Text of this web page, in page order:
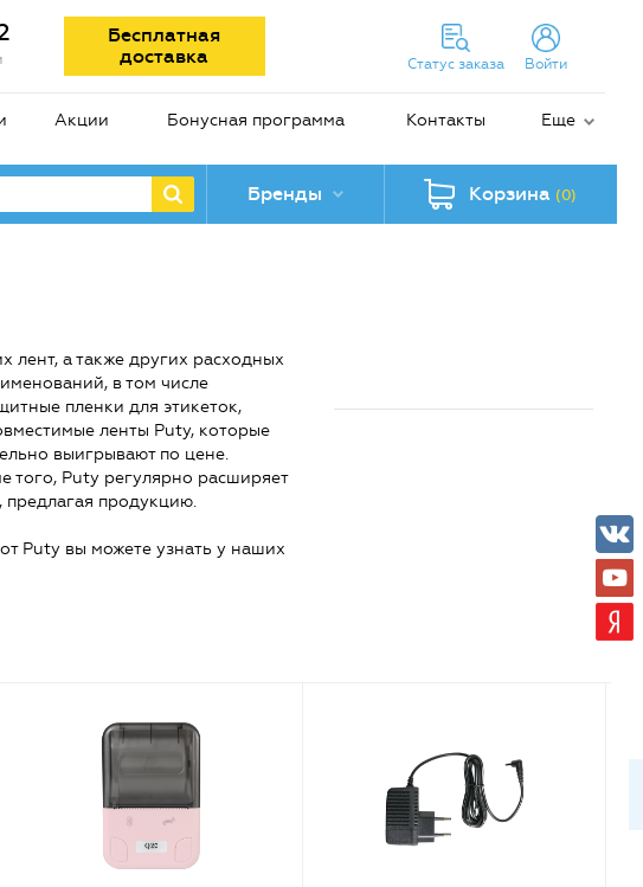
Бесплатная
доставка
Статус заказа Войти
Акции Бонусная программа Контакты Еще
Бренды Корзина (0)
лент, а также других расходных
в том числе
пленки для этикеток,
ленты Puty, которые
выигрывают по цене.
того, Puty регулярно расширяет
предлагая продукцию.
Puty вы можете узнать у наших